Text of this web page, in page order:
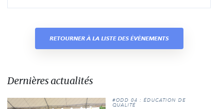
RETOURNER À LA LISTE DES ÉVÈNEMENTS
Dernières actualités
#ODD 04 : ÉDUCATION DE
QUALITÉ